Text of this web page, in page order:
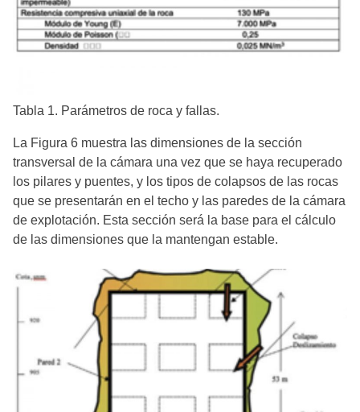
Tabla 1. Parámetros de roca y fallas.
La Figura 6 muestra las dimensiones de la sección
transversal de la cámara una vez que se haya recuperado
los pilares y puentes, y los tipos de colapsos de las rocas
que se presentarán en el techo y las paredes de la cámara
de explotación. Esta sección será la base para el cálculo
de las dimensiones que la mantengan estable.